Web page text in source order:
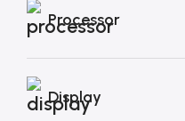
Processor
Display